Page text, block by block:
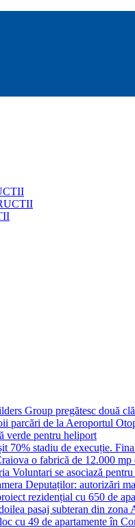
Group pregătesc două
parcări de la Aeroportul
verde pentru heliport
70% stadiu de execuție.
o fabrică de 12.000
Voluntari se asociază
Deputaților: autorizări
rezidențial cu 650 de
pasaj subteran din zona
cu 49 de apartamente în